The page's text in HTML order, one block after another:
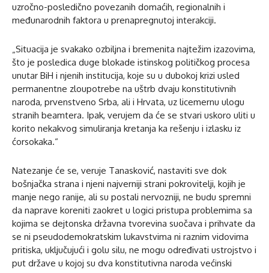
uzročno-posledično povezanih domaćih, regionalnih i
međunarodnih faktora u prenapregnutoj interakciji.
„Situacija je svakako ozbiljna i bremenita najtežim izazovima,
što je posledica duge blokade istinskog političkog procesa
unutar BiH i njenih institucija, koje su u dubokoj krizi usled
permanentne zloupotrebe na uštrb dvaju konstitutivnih
naroda, prvenstveno Srba, ali i Hrvata, uz licemernu ulogu
stranih beamtera. Ipak, verujem da će se stvari uskoro uliti u
korito nekakvog simuliranja kretanja ka rešenju i izlasku iz
ćorsokaka.“
Natezanje će se, veruje Tanasković, nastaviti sve dok
bošnjačka strana i njeni najverniji strani pokrovitelji, kojih je
manje nego ranije, ali su postali nervozniji, ne budu spremni
da naprave koreniti zaokret u logici pristupa problemima sa
kojima se dejtonska državna tvorevina suočava i prihvate da
se ni pseudodemokratskim lukavstvima ni raznim vidovima
pritiska, uključujući i golu silu, ne mogu određivati ustrojstvo i
put države u kojoj su dva konstitutivna naroda većinski